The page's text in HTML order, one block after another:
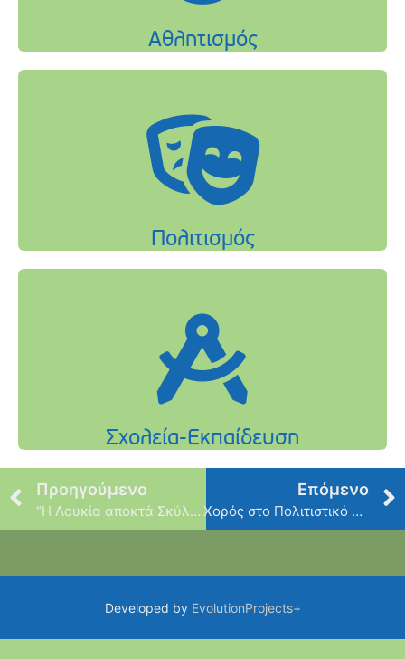
Προηγούμενο
“Η Λουκία αποκτά Σκύλο”
Επόμενο
Χορός στο Πολιτιστικό Μπενετάτου
Developed by EvolutionProjects+